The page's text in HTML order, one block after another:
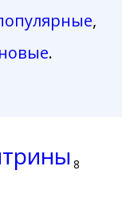
,
новые.
8